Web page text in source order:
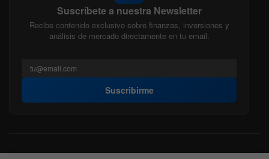
Suscríbete a nuestra Newsletter
Recibe contenido exclusivo sobre finanzas, inversiones y
análisis de mercado directamente en tu email.
Suscribirme